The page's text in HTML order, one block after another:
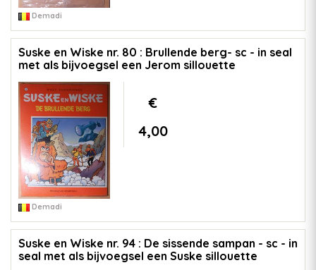
Demadi
Suske en Wiske nr. 80 : Brullende berg- sc - in seal
met als bijvoegsel een Jerom sillouette
€
4,00
Demadi
Suske en Wiske nr. 94 : De sissende sampan - sc - in
seal met als bijvoegsel een Suske sillouette